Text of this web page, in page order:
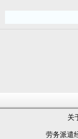
关
劳务派遣